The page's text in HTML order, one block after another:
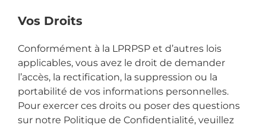
Vos Droits
Conformément à la LPRPSP et d’autres lois
applicables, vous avez le droit de demander
l’accès, la rectification, la suppression ou la
portabilité de vos informations personnelles.
Pour exercer ces droits ou poser des questions
sur notre Politique de Confidentialité, veuillez